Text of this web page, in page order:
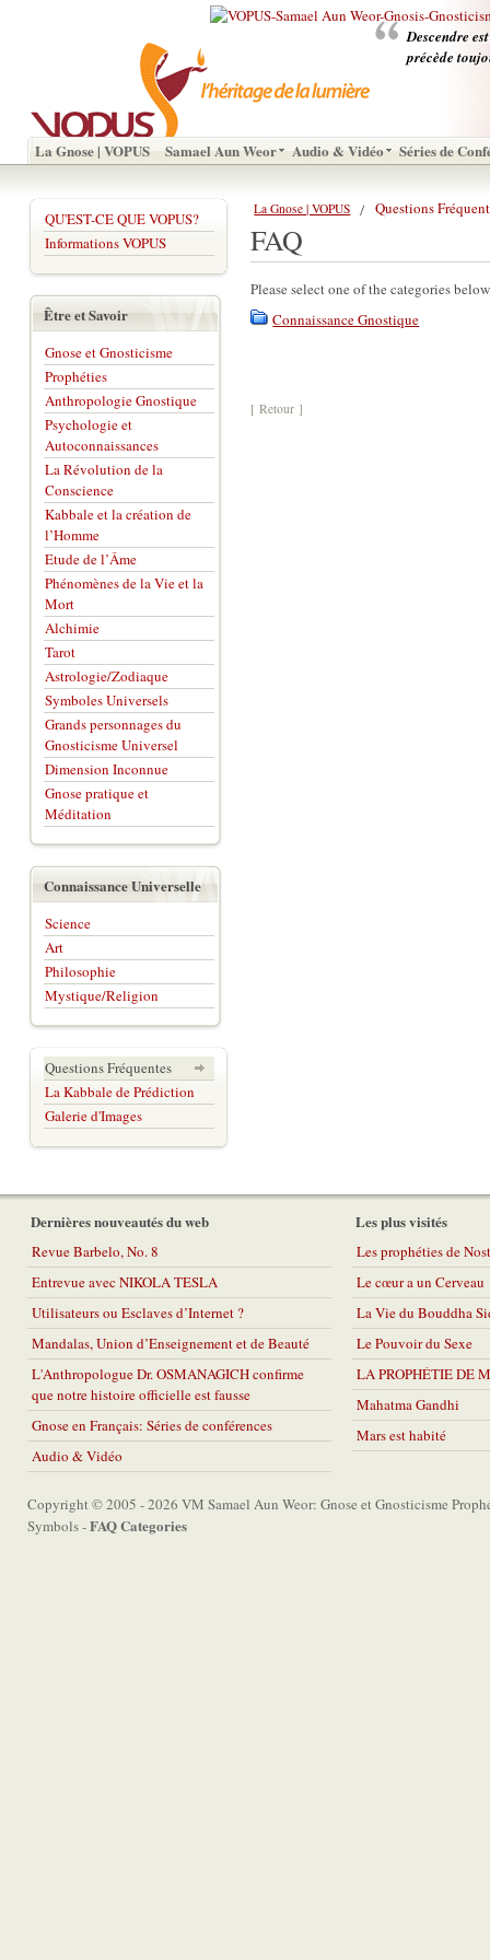
Descendre
précède
La Gnose | VOPUS Samael Aun Weor Audio & Vidéo Séries de
La Gnose | VOPUS Questions
FAQ
Please select one of the categories
Connaissance Gnostique
[ Retour ]
QU'EST-CE QUE VOPUS?
Informations VOPUS
Être et Savoir
Gnose et Gnosticisme
Prophéties
Anthropologie Gnostique
Psychologie et
Autoconnaissances
La Révolution de la
Conscience
Kabbale et la création de
l’Homme
Etude de l’Âme
Phénomènes de la Vie et la
Mort
Alchimie
Tarot
Astrologie/Zodiaque
Symboles Universels
Grands personnages du
Gnosticisme Universel
Dimension Inconnue
Gnose pratique et
Méditation
Connaissance Universelle
Science
Art
Philosophie
Mystique/Religion
Questions Fréquentes
La Kabbale de Prédiction
Galerie d'Images
Dernières nouveautés du web
Revue Barbelo, No. 8
Entrevue avec NIKOLA TESLA
Utilisateurs ou Esclaves d’Internet ?
Mandalas, Union d’Enseignement et de Beauté
L'Anthropologue Dr. OSMANAGICH confirme
que notre histoire officielle est fausse
Gnose en Français: Séries de conférences
Audio & Vidéo
Les plus visités
Les prophéties de
Le cœur a un Cerveau
La Vie du Bouddha
Le Pouvoir du Sexe
LA PROPHÉTIE DE
Mahatma Gandhi
Mars est habité
Copyright © 2005 - 2026 VM Samael Aun Weor: Gnose et Gnosticisme
Symbols -FAQ Categories